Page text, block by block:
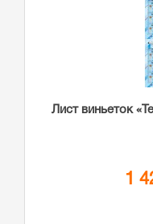
Лист виньеток
1